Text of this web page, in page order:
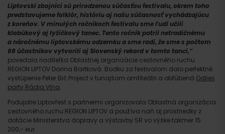
Liptovskí zbojníci sú prirodzenou súčasťou festivalu, okrem toho
predstavujeme folklór, históriu aj našu súčasnosť vychádzajúcu
z koreňov. V minulých ročníkoch festivalu sme ľudí učili
klobúkový aj lyžičkový tanec. Tento ročník patril netradičnému
a náročnému liptovskému odzemku a sme radi, že sme s počtom
68 účastníkov vytvorili aj Slovenský rekord v tomto tanci,“
povedala riaditeľka Oblastnej organizácie cestovného ruchu
REGION LIPTOV Darina Bartková. Bodku za festivalom dalo perfektné
vystúpenie Peter Bič Project v tunajšom amfiteátri a obľúbená Odlies
party Rádia Vlna.
Podujatie Liptovfest s partnermi organizovala Oblastná organizácia
cestovného ruchu REGION LIPTOV a používa naň aj prostriedky z
dotácie Ministerstva dopravy a výstavby SR vo výške takmer 15
200,- eur.
Príchod